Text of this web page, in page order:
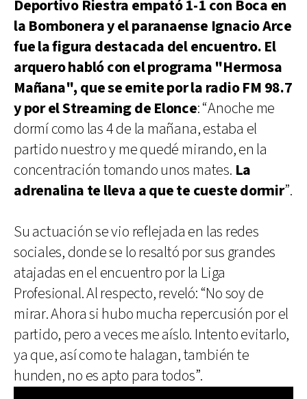
Deportivo Riestra empató 1-1 con Boca en
la Bombonera y el paranaense Ignacio Arce
fue la figura destacada del encuentro. El
arquero habló con el programa "Hermosa
Mañana", que se emite por la radio FM 98.7
y por el Streaming de Elonce: “Anoche me
dormí como las 4 de la mañana, estaba el
partido nuestro y me quedé mirando, en la
concentración tomando unos mates. La
adrenalina te lleva a que te cueste dormir”.
Su actuación se vio reflejada en las redes
sociales, donde se lo resaltó por sus grandes
atajadas en el encuentro por la Liga
Profesional. Al respecto, reveló: “No soy de
mirar. Ahora si hubo mucha repercusión por el
partido, pero a veces me aíslo. Intento evitarlo,
ya que, así como te halagan, también te
hunden, no es apto para todos”.